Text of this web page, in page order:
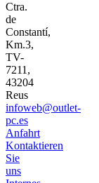
Ctra.
de
Constantí,
Km.3,
TV-
7211,
43204
Reus
infoweb@outlet-
pc.es
Anfahrt
Kontaktieren
Sie
uns